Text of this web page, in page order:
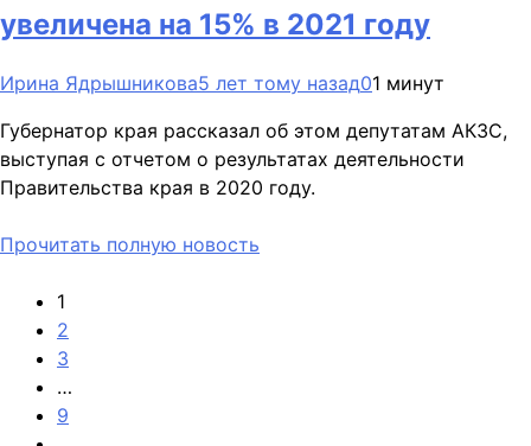
увеличена на 15% в 2021 году
Ирина Ядрышникова5 лет тому назад01 минут
Губернатор края рассказал об этом депутатам АКЗС,
выступая с отчетом о результатах деятельности
Правительства края в 2020 году.
Прочитать полную новость
1
2
3
…
9